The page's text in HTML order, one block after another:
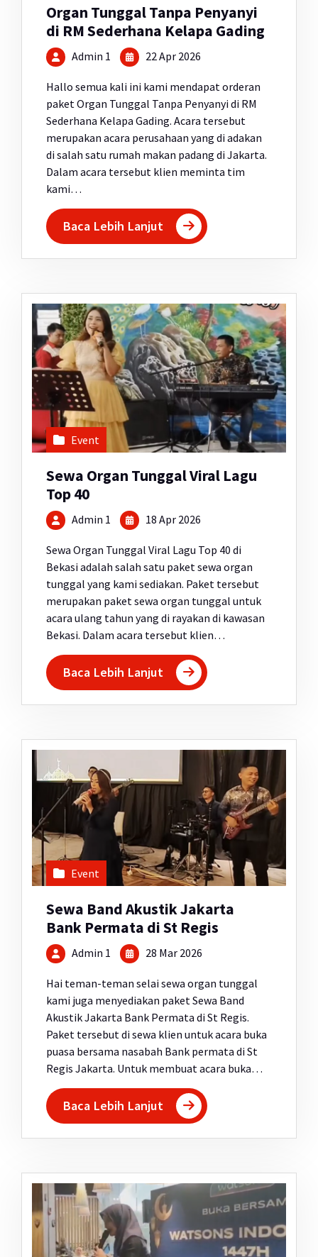
Organ Tunggal Tanpa Penyanyi
di RM Sederhana Kelapa Gading
Admin 1 22 Apr 2026
Hallo semua kali ini kami mendapat orderan
paket Organ Tunggal Tanpa Penyanyi di RM
Sederhana Kelapa Gading. Acara tersebut
merupakan acara perusahaan yang di adakan
di salah satu rumah makan padang di Jakarta.
Dalam acara tersebut klien meminta tim
kami…
Baca Lebih Lanjut
Event
Sewa Organ Tunggal Viral Lagu
Top 40
Admin 1 18 Apr 2026
Sewa Organ Tunggal Viral Lagu Top 40 di
Bekasi adalah salah satu paket sewa organ
tunggal yang kami sediakan. Paket tersebut
merupakan paket sewa organ tunggal untuk
acara ulang tahun yang di rayakan di kawasan
Bekasi. Dalam acara tersebut klien…
Baca Lebih Lanjut
Event
Sewa Band Akustik Jakarta
Bank Permata di St Regis
Admin 1 28 Mar 2026
Hai teman-teman selai sewa organ tunggal
kami juga menyediakan paket Sewa Band
Akustik Jakarta Bank Permata di St Regis.
Paket tersebut di sewa klien untuk acara buka
puasa bersama nasabah Bank permata di St
Regis Jakarta. Untuk membuat acara buka…
Baca Lebih Lanjut